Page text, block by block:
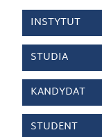
INSTYTUT
STUDIA
KANDYDAT
STUDENT